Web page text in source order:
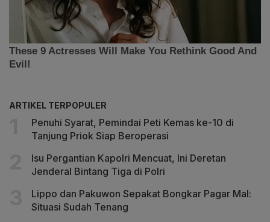
ARTIKEL TERPOPULER
Penuhi Syarat, Pemindai Peti Kemas ke-10 di
Tanjung Priok Siap Beroperasi
Isu Pergantian Kapolri Mencuat, Ini Deretan
Jenderal Bintang Tiga di Polri
Lippo dan Pakuwon Sepakat Bongkar Pagar Mal:
Situasi Sudah Tenang